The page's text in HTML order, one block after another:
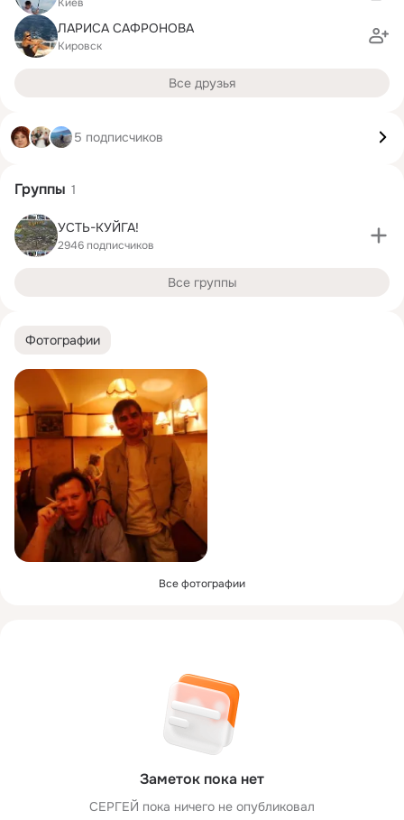
Фотографии
Все фотографии
Заметок пока нет
СЕРГЕЙ пока ничего не опубликовал
ЛАРИСА САФРОНОВА
Кировск
Все друзья
5 подписчиков
Группы 1
УСТЬ-КУЙГА!
2946 подписчиков
Все группы